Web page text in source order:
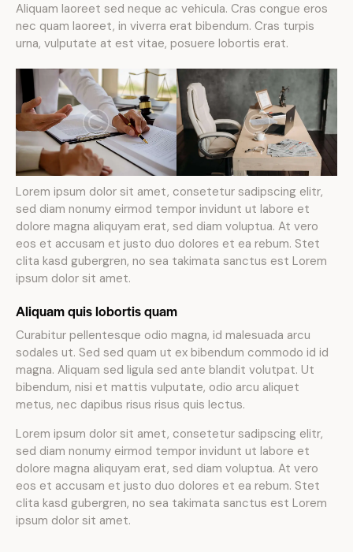
Aliquam laoreet sed neque ac vehicula. Cras congue eros
nec quam laoreet, in viverra erat bibendum. Cras turpis
urna, vulputate at est vitae, posuere lobortis erat.
Lorem ipsum dolor sit amet, consetetur sadipscing elitr,
sed diam nonumy eirmod tempor invidunt ut labore et
dolore magna aliquyam erat, sed diam voluptua. At vero
eos et accusam et justo duo dolores et ea rebum. Stet
clita kasd gubergren, no sea takimata sanctus est Lorem
ipsum dolor sit amet.
Aliquam quis lobortis quam
Curabitur pellentesque odio magna, id malesuada arcu
sodales ut. Sed sed quam ut ex bibendum commodo id id
magna. Aliquam sed ligula sed ante blandit volutpat. Ut
bibendum, nisi et mattis vulputate, odio arcu aliquet
metus, nec dapibus risus risus quis lectus.
Lorem ipsum dolor sit amet, consetetur sadipscing elitr,
sed diam nonumy eirmod tempor invidunt ut labore et
dolore magna aliquyam erat, sed diam voluptua. At vero
eos et accusam et justo duo dolores et ea rebum. Stet
clita kasd gubergren, no sea takimata sanctus est Lorem
ipsum dolor sit amet.